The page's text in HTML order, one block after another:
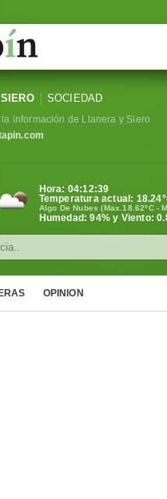
SIERO SOCIEDAD
información de Llanera y Siero
Hora: 04:12:40
Temperatura actual: 18.24
Algo De Nubes (Max.18.62ºC -
Humedad: 94% y Viento:
OPINION